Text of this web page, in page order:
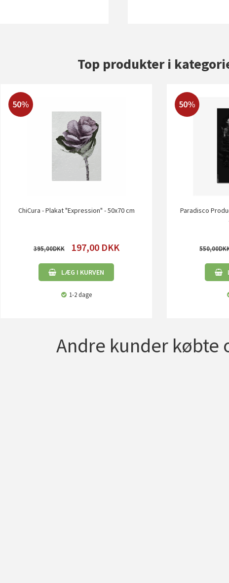
Top produkter i
50%
ChiCura - Plakat "Expression" - 50x70 cm
395,00 197,00 DKK
LÆG I KURVEN
1-2 dage
50%
Paradisco
550,00
Andre kunder købte